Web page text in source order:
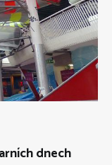
dnech